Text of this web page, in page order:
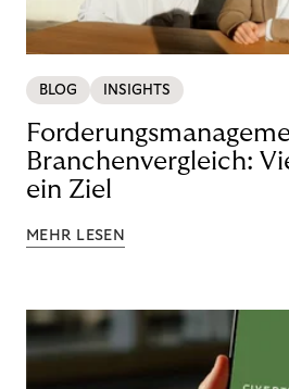
BLOG INSIGHTS
Branchenvergleich:
ein Ziel
MEHR LESEN